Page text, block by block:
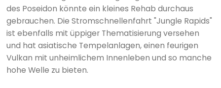
des Poseidon könnte ein kleines Rehab durchaus
gebrauchen. Die Stromschnellenfahrt "Jungle Rapids"
ist ebenfalls mit üppiger Thematisierung versehen
und hat asiatische Tempelanlagen, einen feurigen
Vulkan mit unheimlichem Innenleben und so manche
hohe Welle zu bieten.